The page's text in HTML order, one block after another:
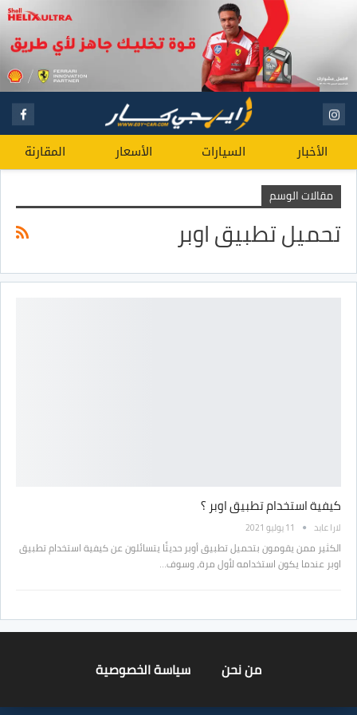
الأخبار السيارات الأسعار المقارنة
مقالات الوسم
تحميل تطبيق اوبر
كيفية استخدام تطبيق اوبر ؟
لارا عابد 11 يوليو 2021
الكثير ممن يقومون بتحميل تطبيق أوبر حديثًا يتسائلون عن كيفية استخدام تطبيق
اوبر عندما يكون استخدامه لأول مرة، وسوف…
من نحن سياسة الخصوصية